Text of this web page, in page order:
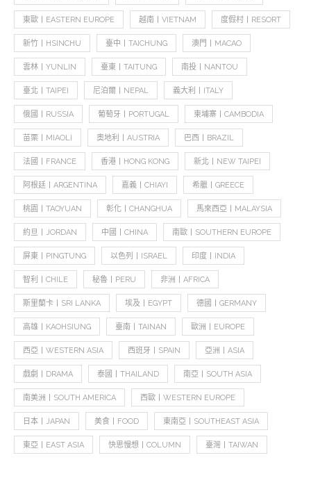
東歐丨EASTERN EUROPE 越南丨VIETNAM 度假村丨RESORT
新竹丨HSINCHU 臺中丨TAICHUNG 澳門丨MACAO
雲林丨YUNLIN 臺東丨TAITUNG 南投丨NANTOU
臺北丨TAIPEI 尼泊爾丨NEPAL 義大利丨ITALY
俄國丨RUSSIA 葡萄牙丨PORTUGAL 柬埔寨丨CAMBODIA
苗栗丨MIAOLI 奧地利丨AUSTRIA 巴西丨BRAZIL
法國丨FRANCE 香港丨HONG KONG 新北丨NEW TAIPEI
阿根廷丨ARGENTINA 嘉義丨CHIAYI 希臘丨GREECE
桃園丨TAOYUAN 彰化丨CHANGHUA 馬來西亞丨MALAYSIA
約旦丨JORDAN 中國丨CHINA 南歐丨SOUTHERN EUROPE
屏東丨PINGTUNG 以色列丨ISRAEL 印度丨INDIA
智利丨CHILE 秘魯丨PERU 非洲丨AFRICA
斯里蘭卡丨SRI LANKA 埃及丨EGYPT 德國丨GERMANY
高雄丨KAOHSIUNG 臺南丨TAINAN 歐洲丨EUROPE
西亞丨WESTERN ASIA 西班牙丨SPAIN 亞洲丨ASIA
戲劇丨DRAMA 泰國丨THAILAND 南亞丨SOUTH ASIA
南美洲丨SOUTH AMERICA 西歐丨WESTERN EUROPE
日本丨JAPAN 美食丨FOOD 東南亞丨SOUTHEAST ASIA
東亞丨EAST ASIA 快思慢想丨COLUMN 臺灣丨TAIWAN